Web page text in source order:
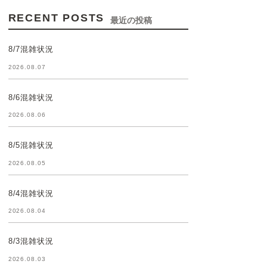
RECENT POSTS 最近の投稿
8/7混雑状況
2026.08.07
8/6混雑状況
2026.08.06
8/5混雑状況
2026.08.05
8/4混雑状況
2026.08.04
8/3混雑状況
2026.08.03